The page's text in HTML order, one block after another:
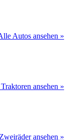
Autos ansehen »
ansehen »
ansehen »